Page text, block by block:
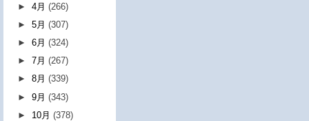
►4月(266)
►5月(307)
►6月(324)
►7月(267)
►8月(339)
►9月(343)
► 10月(378)